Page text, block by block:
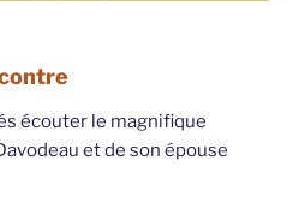
écouter le magnifique
et de son épouse